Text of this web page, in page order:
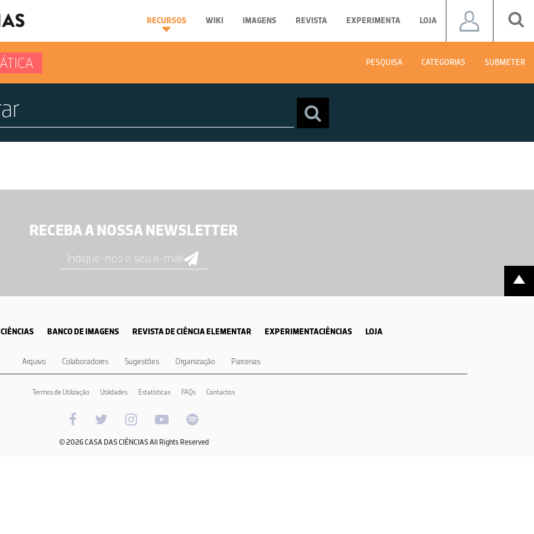
RECURSOS WIKI IMAGENS REVISTA EXPERIMENTA LOJA
PESQUISA CATEGORIAS SUBMETER
RECEBA A NOSSA NEWSLETTER
BANCO DE IMAGENS REVISTA DE CIÊNCIA ELEMENTAR EXPERIMENTACIÊNCIAS LOJA
Arquivo Colaboradores Sugestões Organização Parcerias
Termos de Utilização Utilidades Estatísticas FAQs Contactos
© 2026 CASA DAS CIÊNCIAS All Rights Reserved